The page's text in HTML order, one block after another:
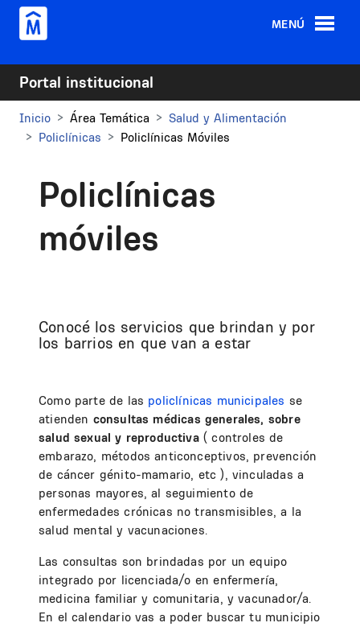
Pasar al contenido principal
MENÚ
Portal institucional
Inicio Área Temática
Salud y Alimentación
Policlínicas
Policlínicas Móviles
Policlínicas
móviles
Conocé los servicios que brindan y por
los barrios en que van a estar
Como parte de las policlínicas municipales se
atienden consultas médicas generales, sobre
salud sexual y reproductiva( controles de
embarazo, métodos anticonceptivos, prevención
de cáncer génito-mamario, etc ), vinculadas a
personas mayores, al seguimiento de
enfermedades crónicas no transmisibles, a la
salud mental y vacunaciones.
Las consultas son brindadas por un equipo
integrado por licenciada/o en enfermería,
medicina familiar y comunitaria, y vacunador/a.
En el calendario vas a poder buscar tu municipio